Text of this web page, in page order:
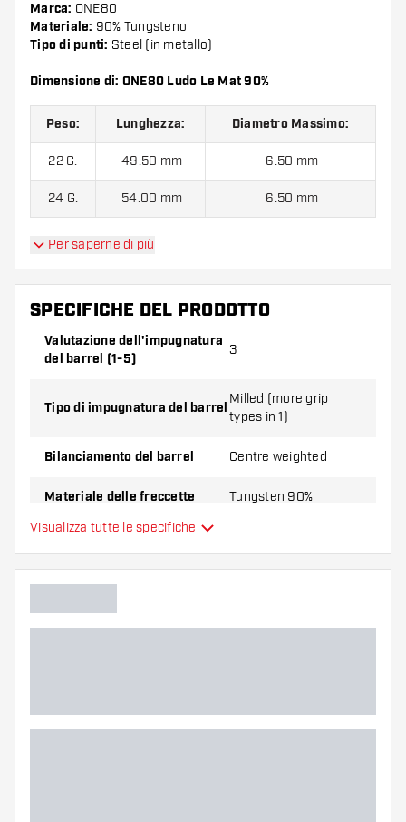
Marca: ONE80
Materiale: 90% Tungsteno
Tipo di punti: Steel (in metallo)
Dimensione di: ONE80 Ludo Le Mat 90%
Peso: Lunghezza: Diametro Massimo:
22 G. 49.50 mm 6.50 mm
24 G. 54.00 mm 6.50 mm
Per saperne di più
SPECIFICHE DEL PRODOTTO
Valutazione dell'impugnatura
del barrel (1-5)
3
Tipo di impugnatura del barrel
Milled (more grip
types in 1)
Bilanciamento del barrel Centre weighted
Materiale delle freccette Tungsten 90%
Impugnatura della punta del
barrel
Zona di presa del barrel
Visualizza tutte le specifiche